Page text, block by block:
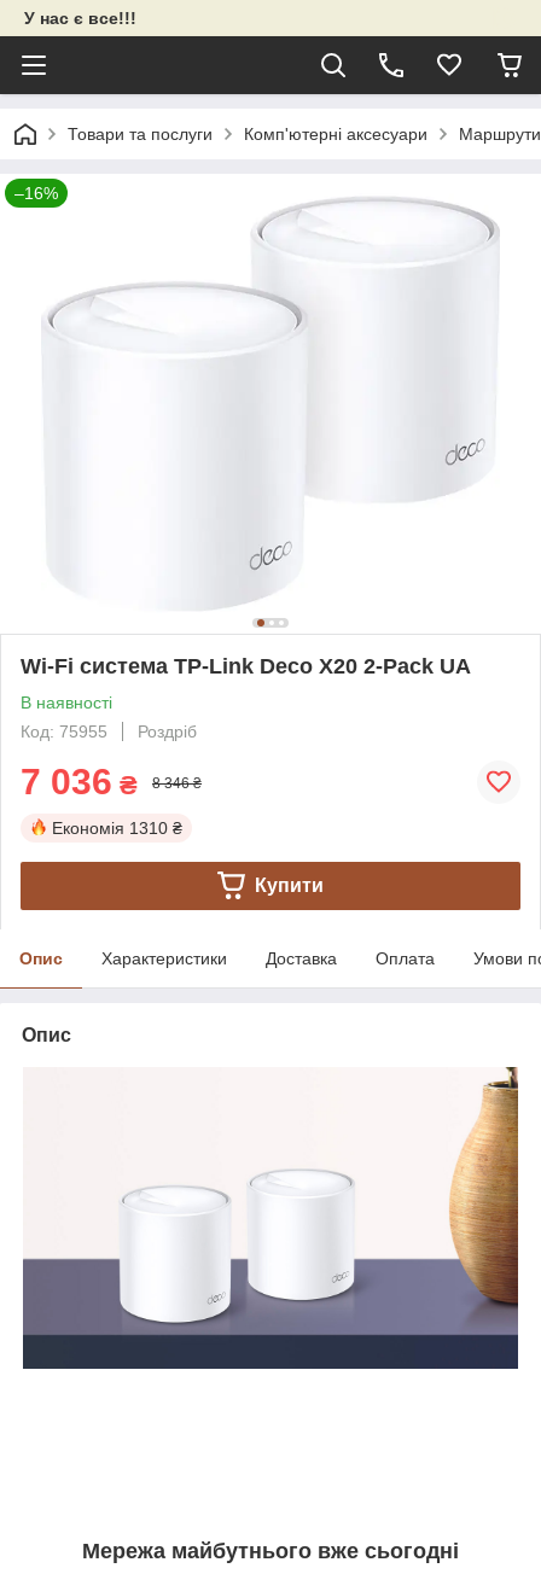
У нас є все!!!
Товари та послуги Комп'ютерні аксесуари
–16%
Wi-Fi cистема TP-Link Deco X20 2-Pack UA
В наявності
Код: 75955
Роздріб
7 036 ₴ 8 346 ₴
Економія 1310 ₴
Купити
Опис Характеристики Доставка Оплата Умови
Опис
Мережа майбутнього вже сьогодні